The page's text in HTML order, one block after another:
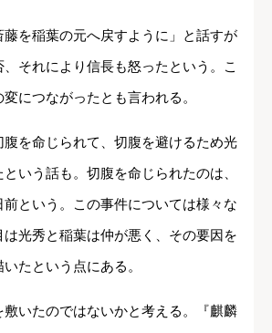
を稲葉の元へ戻すように」と話すが
それにより信長も怒ったという。こ
につながったとも言われる。
腹を命じられて、切腹を避けるため光
いう話も。切腹を命じられたのは、
という。この事件については様々な
光秀と稲葉は仲が悪く、その要因を
たという点にある。
いたのではないかと考える。『麒麟